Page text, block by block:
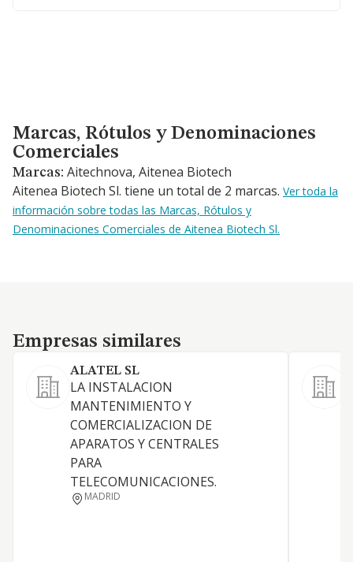
Marcas, Rótulos y Denominaciones Comerciales
Marcas, Rótulos y Denominaciones
Comerciales
Marcas: Aitechnova, Aitenea Biotech
Aitenea Biotech Sl. tiene un total de 2 marcas. Ver toda la
información sobre todas las Marcas, Rótulos y
Denominaciones Comerciales de Aitenea Biotech Sl.
Empresas similares
Empresas similares
ALATEL SL
LA INSTALACION
MANTENIMIENTO Y
COMERCIALIZACION DE
APARATOS Y CENTRALES
PARA
TELECOMUNICACIONES.
MADRID